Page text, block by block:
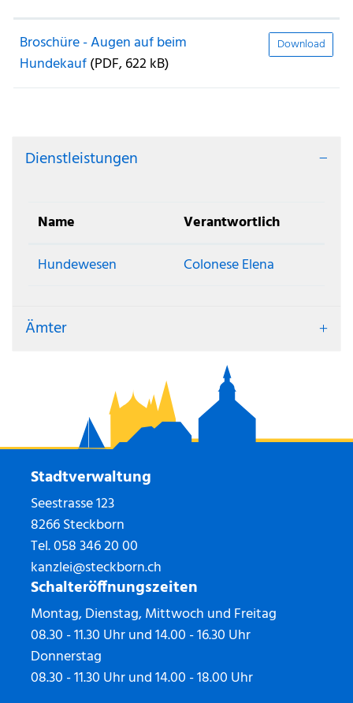
Broschüre - Augen auf beim
Hundekauf(PDF, 622 kB)
Download
Dienstleistungen
Name
Verantwortlich
Hundewesen
Colonese Elena
Ämter
Stadtverwaltung
Seestrasse 123
8266 Steckborn
Tel.058 346 20 00
kanzlei@steckborn.ch
Schalteröffnungszeiten
Montag, Dienstag, Mittwoch und Freitag
08.30 - 11.30 Uhr und 14.00 - 16.30 Uhr
Donnerstag
08.30 - 11.30 Uhr und 14.00 - 18.00 Uhr